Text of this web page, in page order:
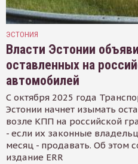
ЭСТОНИЯ
Власти Эстонии
оставленных на
автомобилей
С октября 2025 года
Эстонии начнет изымать
возле КПП на российской
- если их законные
месяц - продавать. Об этом
издание ERR